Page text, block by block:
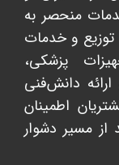
منحصر به
توزیع و خدمات
پزشکی،
دانش‌فنی
اطمینان
مسیر دشوار